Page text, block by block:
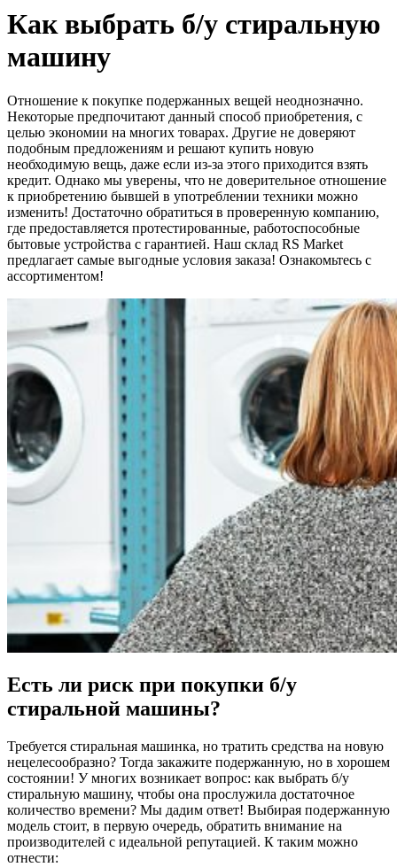
Как выбрать б/у стиральную
машину
Отношение к покупке подержанных вещей неоднозначно.
Некоторые предпочитают данный способ приобретения, с
целью экономии на многих товарах. Другие не доверяют
подобным предложениям и решают купить новую
необходимую вещь, даже если из-за этого приходится взять
кредит. Однако мы уверены, что не доверительное отношение
к приобретению бывшей в употреблении техники можно
изменить! Достаточно обратиться в проверенную компанию,
где предоставляется протестированные, работоспособные
бытовые устройства с гарантией. Наш склад RS Market
предлагает самые выгодные условия заказа! Ознакомьтесь с
ассортиментом!
Есть ли риск при покупки б/у
стиральной машины?
Требуется стиральная машинка, но тратить средства на новую
нецелесообразно? Тогда закажите подержанную, но в хорошем
состоянии! У многих возникает вопрос: как выбрать б/у
стиральную машину, чтобы она прослужила достаточное
количество времени? Мы дадим ответ! Выбирая подержанную
модель стоит, в первую очередь, обратить внимание на
производителей с идеальной репутацией. К таким можно
отнести: